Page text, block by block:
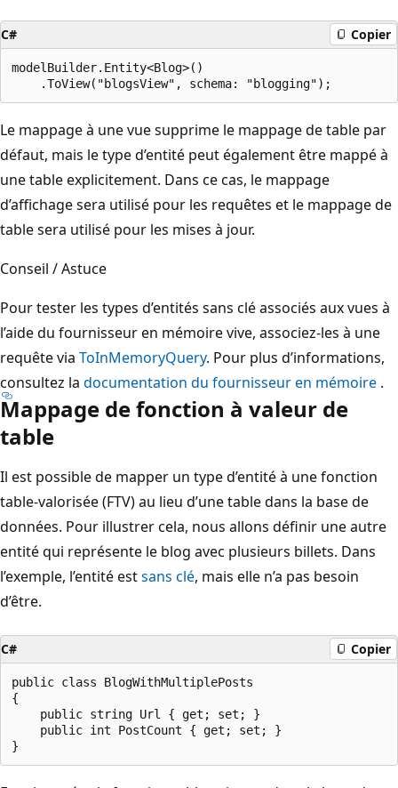
C# Copier
modelBuilder.Entity<Blog>()
Le mappage à une vue supprime le mappage de table par
défaut, mais le type d’entité peut également être mappé à
une table explicitement. Dans ce cas, le mappage
d’affichage sera utilisé pour les requêtes et le mappage de
table sera utilisé pour les mises à jour.
Conseil / Astuce
Pour tester les types d’entités sans clé associés aux vues à
l’aide du fournisseur en mémoire vive, associez-les à une
requête via ToInMemoryQuery. Pour plus d’informations,
consultez la documentation du fournisseur en mémoire .
Mappage de fonction à valeur de
table
Il est possible de mapper un type d’entité à une fonction
table-valorisée (FTV) au lieu d’une table dans la base de
données. Pour illustrer cela, nous allons définir une autre
entité qui représente le blog avec plusieurs billets. Dans
l’exemple, l’entité estsans clé, mais elle n’a pas besoin
d’être.
C# Copier
public class BlogWithMultiplePosts
{
    public string Url { get; set; }
    public int PostCount { get; set; }